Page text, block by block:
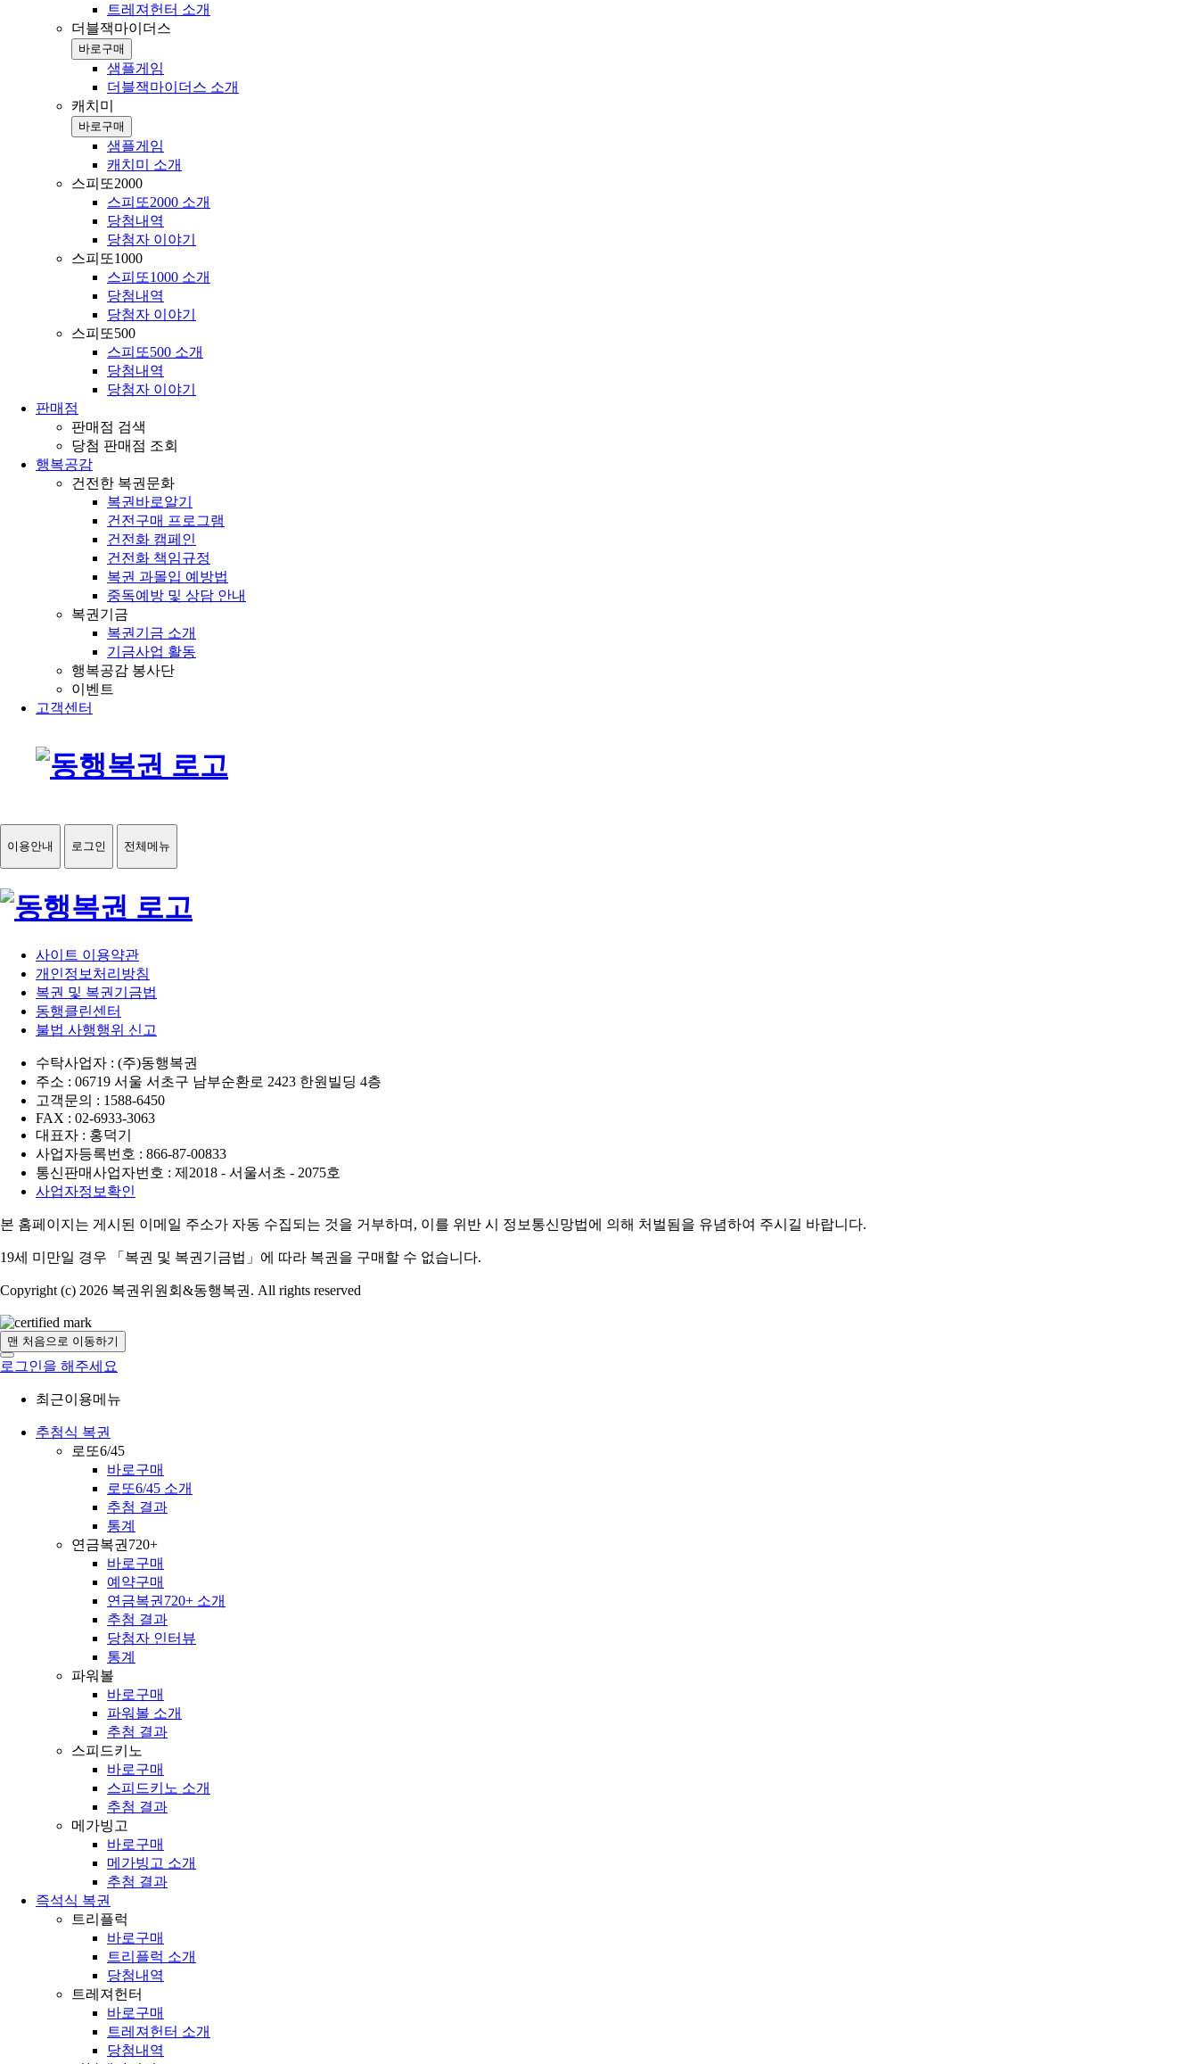
트레져헌터 소개
더블잭마이더스
바로구매
샘플게임
더블잭마이더스 소개
캐치미
바로구매
샘플게임
캐치미 소개
스피또2000
스피또2000 소개
당첨내역
당첨자 이야기
스피또1000
스피또1000 소개
당첨내역
당첨자 이야기
스피또500
스피또500 소개
당첨내역
당첨자 이야기
판매점
판매점 검색
당첨 판매점 조회
행복공감
건전한 복권문화
복권바로알기
건전구매 프로그램
건전화 캠페인
건전화 책임규정
복권 과몰입 예방법
중독예방 및 상담 안내
복권기금
복권기금 소개
기금사업 활동
행복공감 봉사단
이벤트
고객센터
이용안내 로그인 전체메뉴
사이트 이용약관
개인정보처리방침
복권 및 복권기금법
동행클린센터
불법 사행행위 신고
수탁사업자 : (주)동행복권
주소 : 06719 서울 서초구 남부순환로 2423 한원빌딩 4층
고객문의 : 1588-6450
FAX : 02-6933-3063
대표자 : 홍덕기
사업자등록번호 : 866-87-00833
통신판매사업자번호 : 제2018 - 서울서초 - 2075호
사업자정보확인
본 홈페이지는 게시된 이메일 주소가 자동 수집되는 것을 거부하며, 이를 위반 시 정보통신망법에 의해 처벌됨을 유념하여 주시길 바랍니다.
19세 미만일 경우 「복권 및 복권기금법」에 따라 복권을 구매할 수 없습니다.
Copyright (c) 2026 복권위원회&동행복권. All rights reserved
맨 처음으로 이동하기
로그인을 해주세요
최근이용메뉴
추첨식 복권
로또6/45
바로구매
로또6/45 소개
추첨 결과
통계
연금복권720+
바로구매
예약구매
연금복권720+ 소개
추첨 결과
당첨자 인터뷰
통계
파워볼
바로구매
파워볼 소개
추첨 결과
스피드키노
바로구매
스피드키노 소개
추첨 결과
메가빙고
바로구매
메가빙고 소개
추첨 결과
즉석식 복권
트리플럭
바로구매
트리플럭 소개
당첨내역
트레져헌터
바로구매
트레져헌터 소개
당첨내역